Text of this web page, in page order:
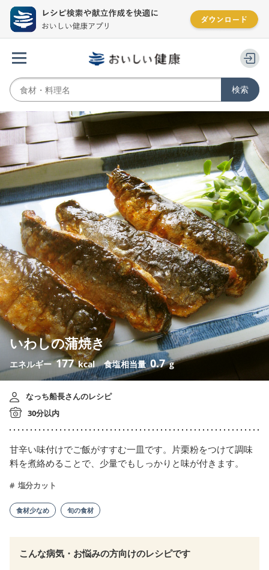
いわしの蒲焼き
エネルギー177 kcal 食塩相当量 0.7 g
なっち船長さんのレシピ
30分以内
甘辛い味付けでご飯がすすむ一皿です。片栗粉をつけて調味
料を煮絡めることで、少量でもしっかりと味が付きます。
塩分カット
食材少なめ 旬の食材
こんな病気・お悩みの方向けのレシピです